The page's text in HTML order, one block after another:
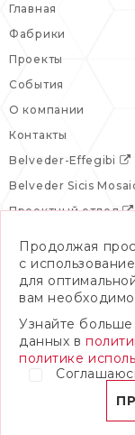
Главная
Фабрики
Проекты
События
О компании
Контакты
Belveder-Effegibi
Belveder Sicis
Проектный отдел
© 2026
Продолжая
с
для
вам необходимо
Узнайте
данных в
политике